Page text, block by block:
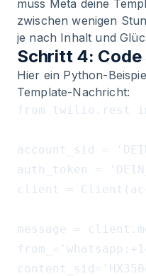
muss Meta deine
zwischen wenigen
je nach Inhalt und
Schritt 4: Code
Hier ein Python-
Template-Nachricht:
from twilio.rest
account_sid =
auth_token =
client =
message =